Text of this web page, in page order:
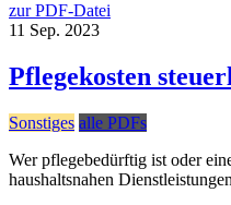
zur PDF-Datei
11 Sep. 2023
Pflegekosten
Sonstiges alle PDFs
Wer pflegebedürftig ist oder
haushaltsnahen